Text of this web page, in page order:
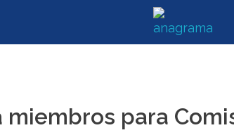
para